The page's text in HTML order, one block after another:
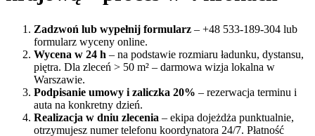
Zadzwoń lub wypełnij formularz – +48 533-189-304 lub
formularz wyceny online.
Wycena w 24 h – na podstawie rozmiaru ładunku, dystansu,
piętra. Dla zleceń > 50 m² – darmowa wizja lokalna w
Warszawie.
Podpisanie umowy i zaliczka 20% – rezerwacja terminu i
auta na konkretny dzień.
Realizacja w dniu zlecenia – ekipa dojeżdża punktualnie,
otrzymujesz numer telefonu koordynatora 24/7. Płatność